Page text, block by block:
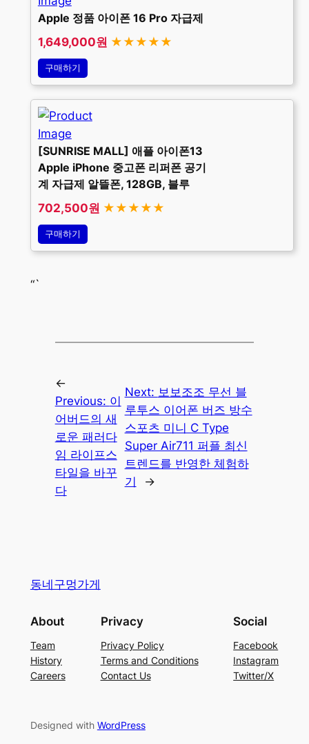
Apple 정품 아이폰 16 Pro 자급제
1,649,000원 ★★★★★
구매하기
[SUNRISE MALL] 애플 아이폰13
Apple iPhone 중고폰 리퍼폰 공기
계 자급제 알뜰폰, 128GB, 블루
702,500원 ★★★★★
구매하기
“`
←
Previous: 이
어버드의 새
로운 패러다
임 라이프스
타일을 바꾸
다
Next: 보보조조 무선 블
루투스 이어폰 버즈 방수
스포츠 미니 C Type
Super Air711 퍼플 최신
트렌드를 반영한 체험하
기
→
동네구멍가게
About
Team
History
Careers
Privacy
Privacy Policy
Terms and Conditions
Contact Us
Social
Facebook
Instagram
Twitter/X
Designed with WordPress